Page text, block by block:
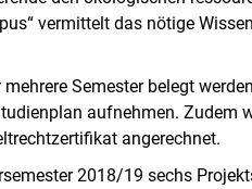
vermittelt das nötige
Semester belegt
aufnehmen. Zudem
angerechnet.
2018/19 sechs